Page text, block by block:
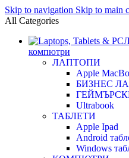
Skip to navigation Skip to main
All Categories
компютри
ЛАПТОПИ
Apple
БИЗНЕС
Ultrabook
ТАБЛЕТИ
Apple Ipad
Android
Windows